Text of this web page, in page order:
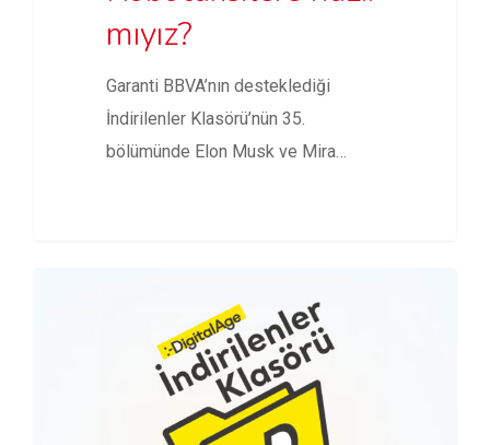
mıyız?
Garanti BBVA’nın desteklediği
İndirilenler Klasörü’nün 35.
bölümünde Elon Musk ve Mira